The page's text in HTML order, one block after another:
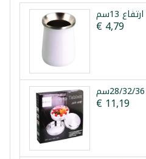
€ 4,79
€ 11,19